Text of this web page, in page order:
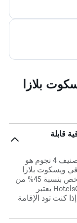
بلازا
قابلة
في دبي، يبلغ متوسط ​​سعر الليلة للفنادق بتصنيف 4 نجوم هو
ويسكوت بلازا
للشقق الفندقية حوالي 191 ﷼ وهو سعر أرخص بنسبة 45% من
متوسط الأسعار في المدينة. في HotelsCombined يعتبر
كنت تود الإقامة